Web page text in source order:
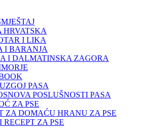
HRVATSKA
I LIKA
I BARANJA
I DALMATINSKA ZAGORA
PASA
POSLUŠNOSTI PASA
ZA PSE
ZA DOMAĆU HRANU ZA PSE
RECEPT ZA PSE